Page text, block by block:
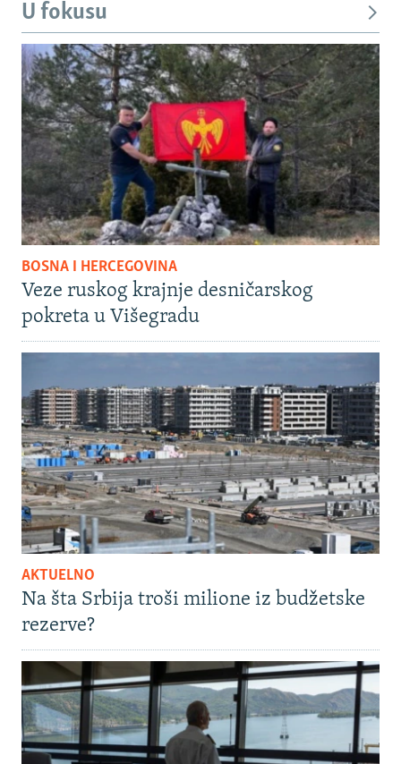
U fokusu
BOSNA I HERCEGOVINA
Veze ruskog krajnje desničarskog
pokreta u Višegradu
AKTUELNO
Na šta Srbija troši milione iz budžetske
rezerve?